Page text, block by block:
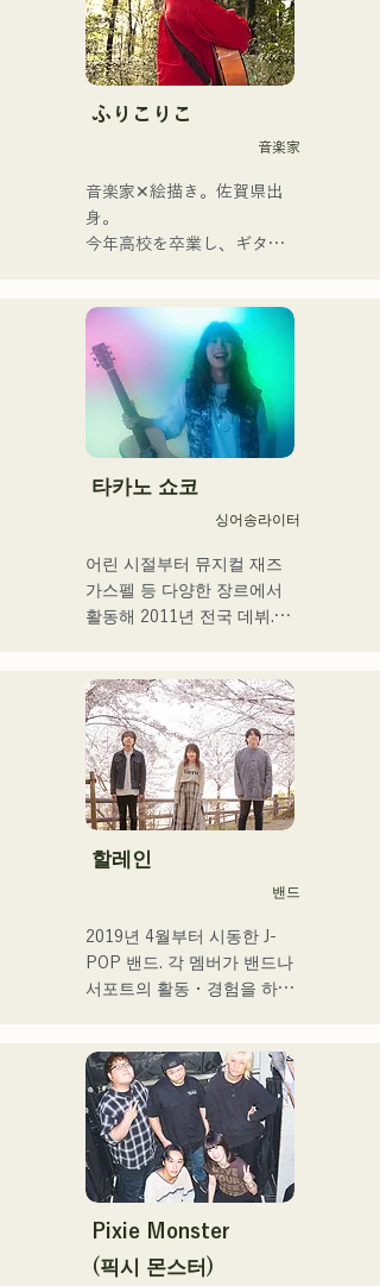
가미야 유우마의 윤기가 있
는 가성으로 향수를 느끼는
곡에 숨쉬고 있다. Vo&Gt.가
미야 유우마를 중심으로 낳
는, 때로는 상냥하고, 때로 격
뿌리가 더해져 폭넓은 악곡
을 만들어, 「영화가요 록」
을 내걸고 활동하고 있다.
ふりこりこ
音楽家
音楽家✕絵描き。佐賀県出
身。
今年高校を卒業し、ギター
行う傍ら、大胆な色彩感覚
を活かしたアート制作に励
む。枠に収まりきれないマ
ルチな表現スタイルを確立
するため、日々探求を続け
ている。現在はSNSを中心
に、自身の表現を発信中。
타카노 쇼코
싱어송라이터
어린 시절부터 뮤지컬 재즈
가스펠 등 다양한 장르에서
활동해 2011년 전국 데뷔.
어져 기업 CM송이나 영화
등에도 많이 종사한다.
2014년~2017년에는 도쿄를
거점으로 활동해, 포카리스
웨트의 TVCM송이나 후지
TV 「MUSIC FAIR」에서
모리야마 나오타로씨의 코러
2017년부터 거점을 후쿠오
카로 되돌려 자신의 활동에
더해 라디오 퍼스널리티, 보
좋은 가성과 탁월한 가창력
을 겸비한 차세대를 담당하
는 싱어송 라이터.
할레인
밴드
2019년 4월부터 시동한 J-
POP 밴드. 각 멤버가 밴드나
서포트의 활동・경험을 하고
CHiKa의 투명감 있는 목소
리, 등신대의 가사를 어딘가
그리운 멜로디에 올린 곡은
폭넓은 세대의 지지를 얻고
있다. 그 악곡을 지원하도록
멤버의 개성이 살려 그 소리
도 부드럽게 따뜻하다.
하우스와 야외 이벤트 등에
Pixie Monster
(픽시 몬스터)